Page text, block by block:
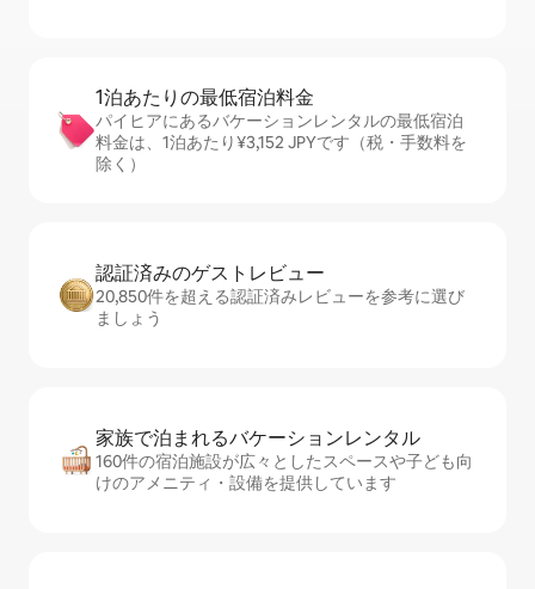
1泊あたりの最⁠低⁠宿⁠泊⁠料⁠金
パイヒアにあるバケーションレンタルの最低宿泊
料金は、1泊あたり¥3,152 JPYです（税・手数料を
除く）
認証済みのゲ⁠ス⁠ト⁠レ⁠ビ⁠ュ⁠ー
20,850件を超える認証済みレビューを参考に選び
ましょう
家族で泊まれるバ⁠ケ⁠ー⁠シ⁠ョ⁠ンレ⁠ン⁠タ⁠ル
160件の宿泊施設が広々としたスペースや子ども向
けのアメニティ・設備を提供しています